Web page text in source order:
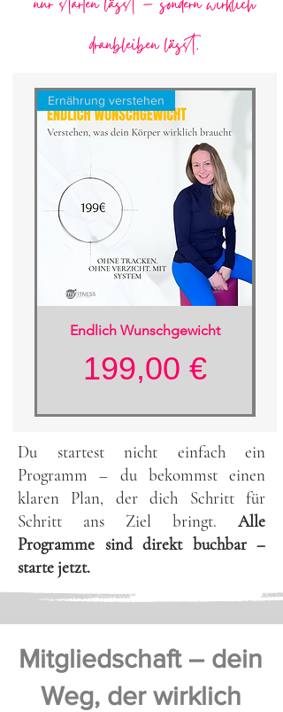
dranbleiben lässt.
Ernährung verstehen
Endlich Wunschgewicht
Preis
199,00 €
Du startest nicht einfach ein
Programm – du bekommst einen
klaren Plan, der dich Schritt für
Schritt ans Ziel bringt. Alle
Programme sind direkt buchbar –
starte jetzt.
Mitgliedschaft – dein
Weg, der wirklich